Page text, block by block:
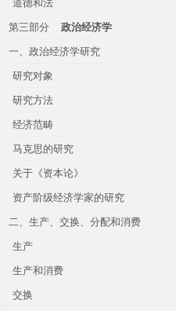
第三部分
政治经济学
一、政治经济学研究
研究对象
研究方法
经济范畴
马克思的研究
关于《资本论》
资产阶级经济学家的研究
二、生产、交换、分配和消费
生产
生产和消费
交换